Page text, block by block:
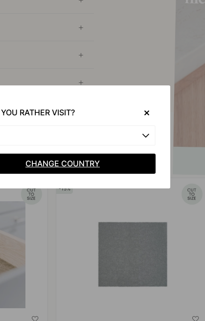
Vergelijkbare producten
15
RATHER VISIT?
CHANGE COUNTRY